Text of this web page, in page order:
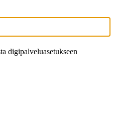
digipalveluasetukseen